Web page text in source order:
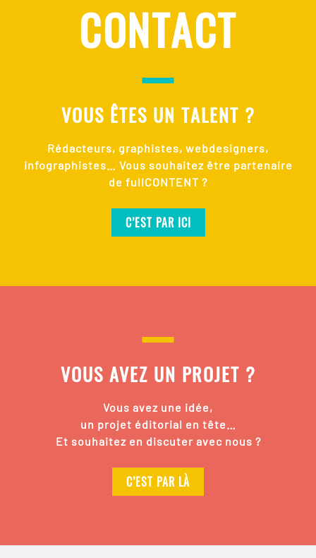
CONTACT
VOUS ÊTES UN TALENT ?
Rédacteurs, graphistes, webdesigners,
infographistes… Vous souhaitez être partenaire
de fullCONTENT ?
C’EST PAR ICI
VOUS AVEZ UN PROJET ?
Vous avez une idée,
un projet éditorial en tête…
Et souhaitez en discuter avec nous ?
C’EST PAR LÀ